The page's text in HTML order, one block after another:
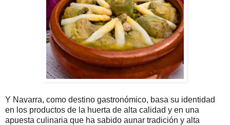
Y Navarra, como destino gastronómico, basa su identidad
en los productos de la huerta de alta calidad y en una
apuesta culinaria que ha sabido aunar tradición y alta